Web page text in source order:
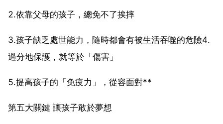
2.依靠父母的孩子，總免不了挨摔
3.孩子缺乏處世能力，隨時都會有被生活吞噬的危險4.
過分地保護，就等於「傷害」
5.提高孩子的「免疫力」，從容面對**
第五大關鍵 讓孩子敢於夢想